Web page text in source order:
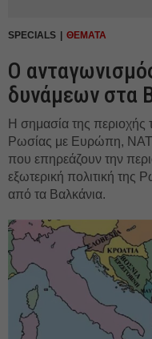
SPECIALS ΘΕΜΑΤΑ
Ο
δυνάμεων στα
Η σημασία της περιοχής
Ρωσίας με Ευρώπη,
που επηρεάζουν την
εξωτερική πολιτική της
από τα Βαλκάνια.